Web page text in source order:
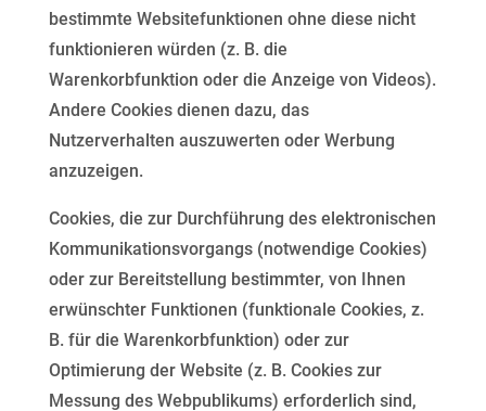
bestimmte Websitefunktionen ohne diese nicht
funktionieren würden (z. B. die
Warenkorbfunktion oder die Anzeige von Videos).
Andere Cookies dienen dazu, das
Nutzerverhalten auszuwerten oder Werbung
anzuzeigen.
Cookies, die zur Durchführung des elektronischen
Kommunikationsvorgangs (notwendige Cookies)
oder zur Bereitstellung bestimmter, von Ihnen
erwünschter Funktionen (funktionale Cookies, z.
B. für die Warenkorbfunktion) oder zur
Optimierung der Website (z. B. Cookies zur
Messung des Webpublikums) erforderlich sind,